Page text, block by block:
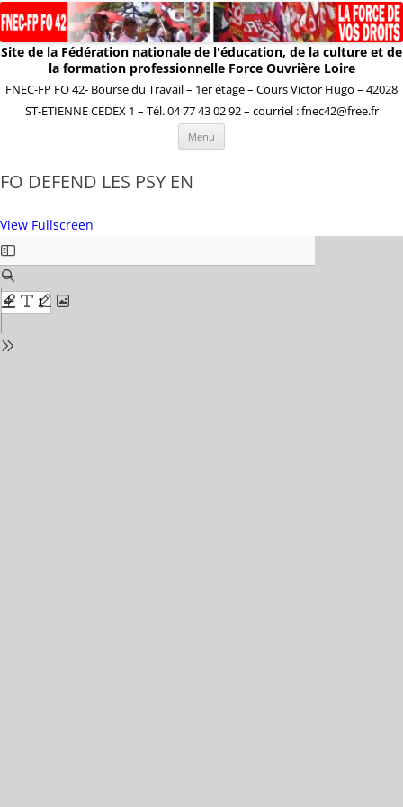
Site de la Fédération nationale de l'éducation, de la culture et de
la formation professionnelle Force Ouvrière Loire
FNEC-FP FO 42- Bourse du Travail – 1er étage – Cours Victor Hugo – 42028
ST-ETIENNE CEDEX 1 – Tél. 04 77 43 02 92 – courriel : fnec42@free.fr
Menu
FO DEFEND LES PSY EN
View Fullscreen